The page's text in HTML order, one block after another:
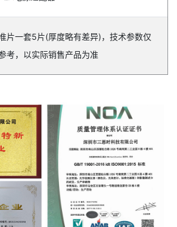
片一套5片(厚度略有差异)，技术参数仅
考，以实际销售产品为准